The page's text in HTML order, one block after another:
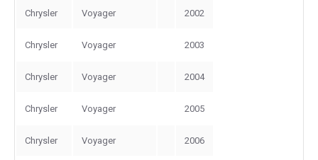
Chrysler Voyager 2002
Chrysler Voyager 2003
Chrysler Voyager 2004
Chrysler Voyager 2005
Chrysler Voyager 2006